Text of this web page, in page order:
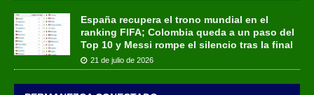
España recupera el trono mundial en el
ranking FIFA; Colombia queda a un paso del
Top 10 y Messi rompe el silencio tras la final
21 de julio de 2026